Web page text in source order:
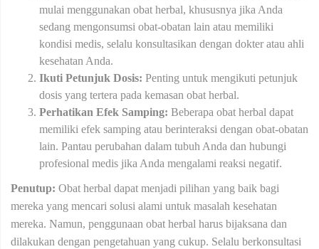
mulai menggunakan obat herbal, khususnya jika Anda
sedang mengonsumsi obat-obatan lain atau memiliki
kondisi medis, selalu konsultasikan dengan dokter atau ahli
kesehatan Anda.
Ikuti Petunjuk Dosis: Penting untuk mengikuti petunjuk
dosis yang tertera pada kemasan obat herbal.
Perhatikan Efek Samping: Beberapa obat herbal dapat
memiliki efek samping atau berinteraksi dengan obat-obatan
lain. Pantau perubahan dalam tubuh Anda dan hubungi
profesional medis jika Anda mengalami reaksi negatif.
Penutup: Obat herbal dapat menjadi pilihan yang baik bagi
mereka yang mencari solusi alami untuk masalah kesehatan
mereka. Namun, penggunaan obat herbal harus bijaksana dan
dilakukan dengan pengetahuan yang cukup. Selalu berkonsultasi